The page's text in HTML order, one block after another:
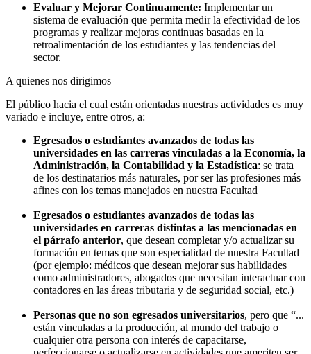
Evaluar y Mejorar Continuamente: Implementar un
sistema de evaluación que permita medir la efectividad de los
programas y realizar mejoras continuas basadas en la
retroalimentación de los estudiantes y las tendencias del
sector.
A quienes nos dirigimos
El público hacia el cual están orientadas nuestras actividades es muy
variado e incluye, entre otros, a:
Egresados o estudiantes avanzados de todas las
universidades en las carreras vinculadas a la Economía, la
Administración, la Contabilidad y la Estadística: se trata
de los destinatarios más naturales, por ser las profesiones más
afines con los temas manejados en nuestra Facultad
Egresados o estudiantes avanzados de todas las
universidades en carreras distintas a las mencionadas en
el párrafo anterior, que desean completar y/o actualizar su
formación en temas que son especialidad de nuestra Facultad
(por ejemplo: médicos que desean mejorar sus habilidades
como administradores, abogados que necesitan interactuar con
contadores en las áreas tributaria y de seguridad social, etc.)
Personas que no son egresados universitarios, pero que “...
están vinculadas a la producción, al mundo del trabajo o
cualquier otra persona con interés de capacitarse,